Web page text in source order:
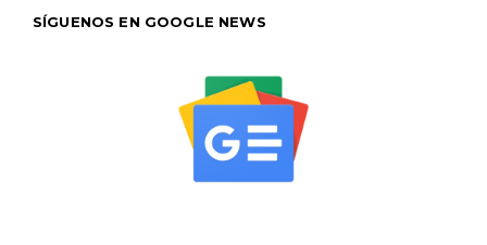
SÍGUENOS EN GOOGLE NEWS